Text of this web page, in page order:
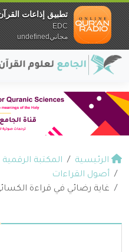
الرئيسية المكتبة الرقمية
أصول القراءات
غاية رضائي في قراءة
تطبيق إذاعات
EDC
مجانيundefined